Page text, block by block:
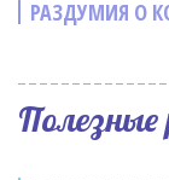
РАЗДУМИЯ О
Полезные